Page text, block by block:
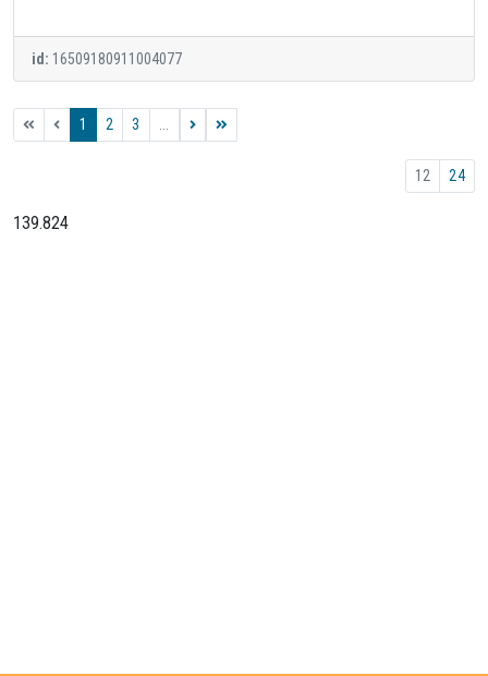
id: 16509180911004077
1 2 3 ...
12 24
139.824